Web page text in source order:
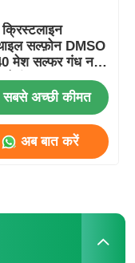
सल्फ़ोन DMSO
मेश सल्फर गंध नहीं
सबसे अच्छी कीमत
अब बात करें